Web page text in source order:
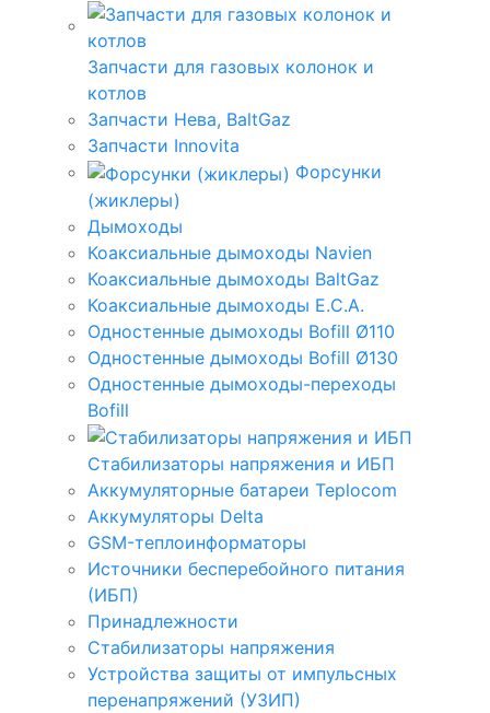
Запчасти для газовых колонок и
котлов
Запчасти Нева, BaltGaz
Запчасти Innovita
Форсунки
(жиклеры)
Дымоходы
Коаксиальные дымоходы Navien
Коаксиальные дымоходы BaltGaz
Коаксиальные дымоходы E.C.A.
Одностенные дымоходы Bofill Ø110
Одностенные дымоходы Bofill Ø130
Одностенные дымоходы-переходы
Bofill
Стабилизаторы напряжения и ИБП
Аккумуляторные батареи Teplocom
Аккумуляторы Delta
GSM-теплоинформаторы
Источники бесперебойного питания
(ИБП)
Принадлежности
Стабилизаторы напряжения
Устройства защиты от импульсных
перенапряжений (УЗИП)